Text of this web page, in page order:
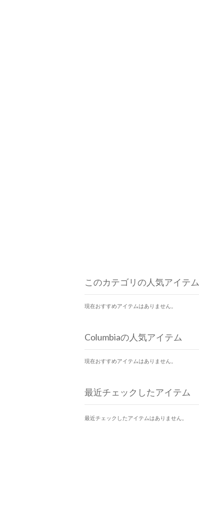
このカテゴリの人気アイテム
現在おすすめアイテムはありません。
Columbiaの人気アイテム
現在おすすめアイテムはありません。
最近チェックしたアイテム
最近チェックしたアイテムはありません。